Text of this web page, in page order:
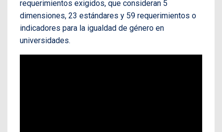
requerimientos exigidos, que consideran 5
dimensiones, 23 estándares y 59 requerimientos o
indicadores para la igualdad de género en
universidades.